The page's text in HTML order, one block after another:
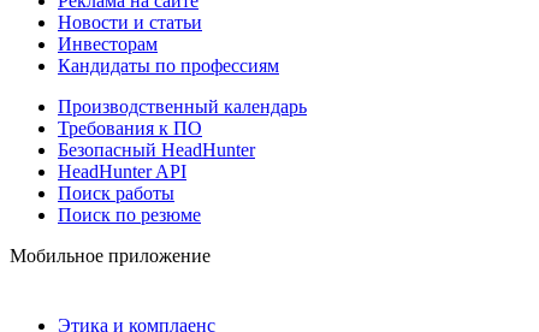
Новости и статьи
Инвесторам
Кандидаты по профессиям
Производственный календарь
Требования к ПО
Безопасный HeadHunter
HeadHunter API
Поиск работы
Поиск по резюме
Мобильное приложение
Этика и комплаенс